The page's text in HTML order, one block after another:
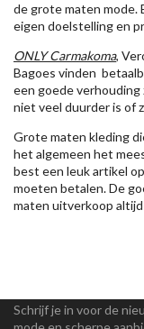
de grote maten mode.
eigen doelstelling en
ONLY Carmakoma,
Bagoes vinden
een goede
niet veel duurder is of
Grote maten kleding
het algemeen het
best een leuk artikel
moeten betalen. De
maten uitverkoop
Schrijf je in voor de